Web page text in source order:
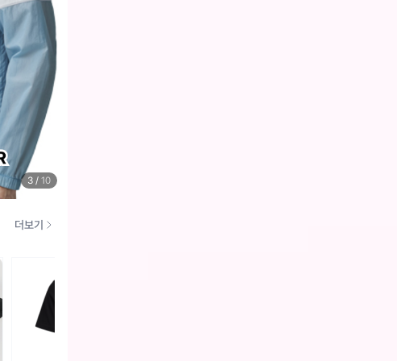
4/ 10
더보기